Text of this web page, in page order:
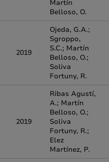
Martín
Belloso, O.
2019
Ojeda, G.A.;
Sgroppo,
S.C.; Martín
Belloso, O.;
Soliva
Fortuny, R.
2019
Ribas Agustí,
A.; Martín
Belloso, O.;
Soliva
Fortuny, R.;
Elez
Martínez, P.